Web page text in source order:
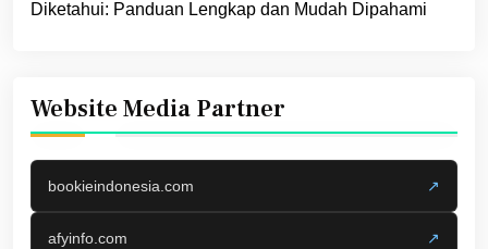
Diketahui: Panduan Lengkap dan Mudah Dipahami
Website Media Partner
bookieindonesia.com ↗
afyinfo.com ↗